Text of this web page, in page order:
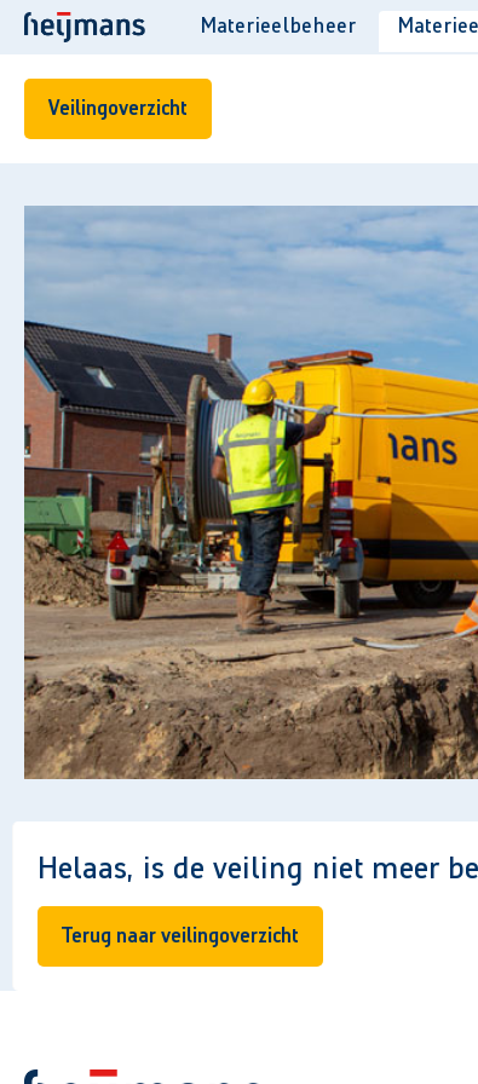
Materieelbeheer
Veilingoverzicht
Helaas, is de veiling niet meer
Terug naar veilingoverzicht